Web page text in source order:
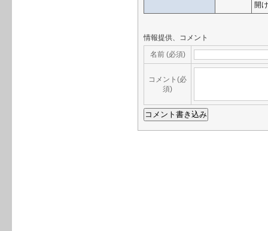
開
情報提供、コメント
名前 (必須)
コメント(必
須)